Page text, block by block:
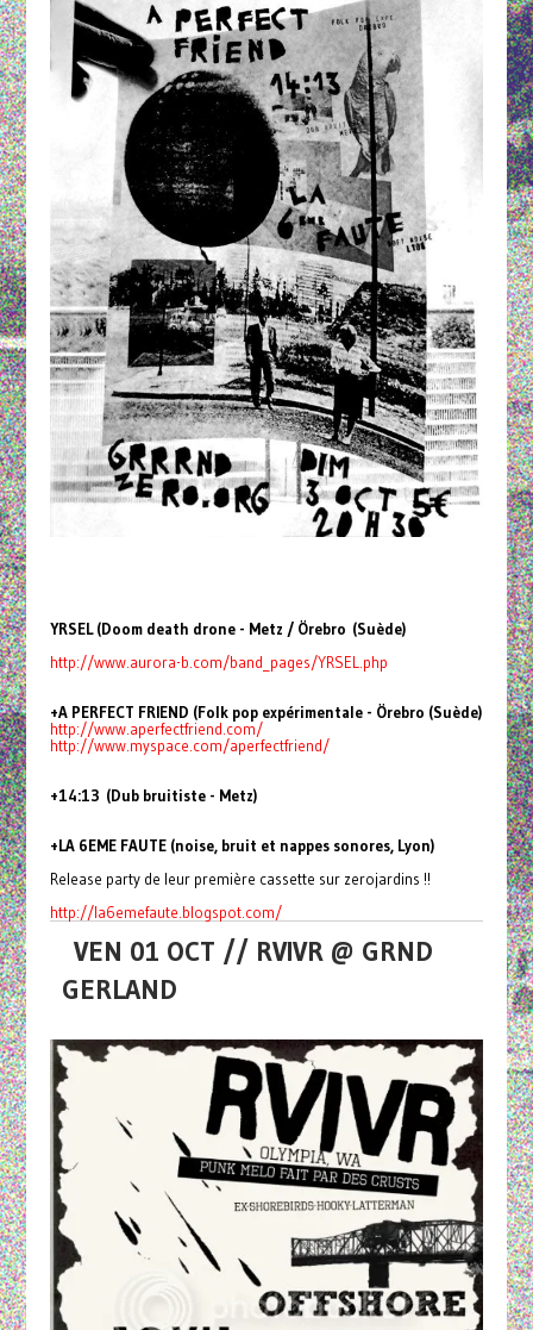
YRSEL (Doom death drone - Metz / Örebro (Suède)
http://www.aurora-b.com/band_pages/YRSEL.php
+A PERFECT FRIEND (Folk pop expérimentale - Örebro (Suède)
http://www.aperfectfriend.com/
http://www.myspace.com/aperfectfriend/
+14:13 (Dub bruitiste - Metz)
+LA 6EME FAUTE (noise, bruit et nappes sonores, Lyon)
Release party de leur première cassette sur zerojardins !!
http://la6emefaute.blogspot.com/
VEN 01 OCT // RVIVR @ GRND
GERLAND